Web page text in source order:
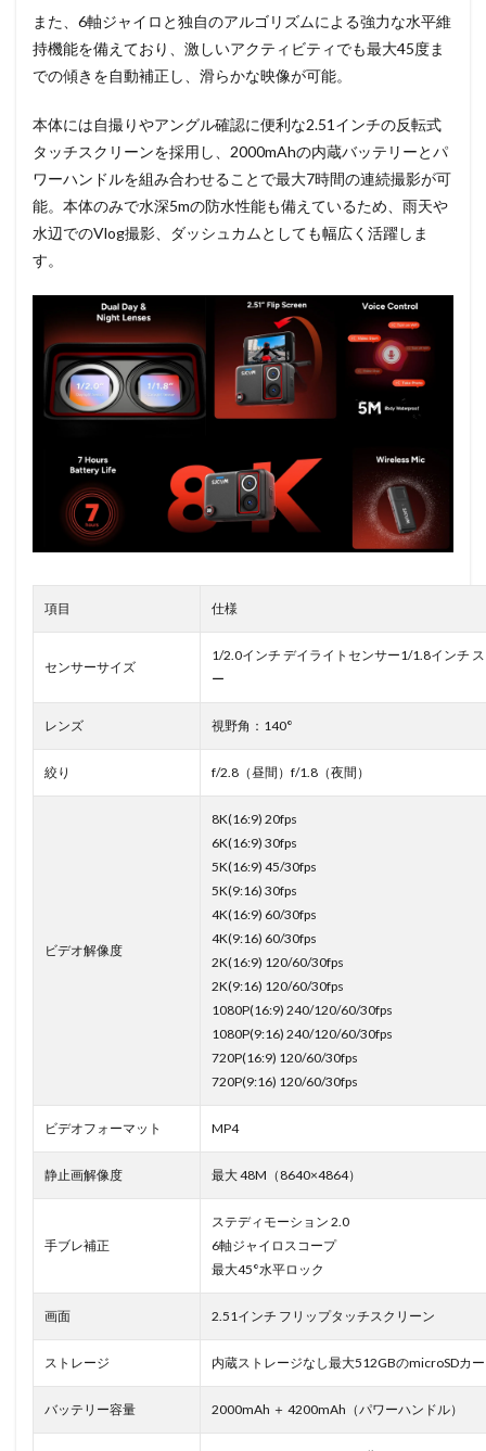
また、6軸ジャイロと独自のアルゴリズムによる強力な水平維
持機能を備えており、激しいアクティビティでも最大45度ま
での傾きを自動補正し、滑らかな映像が可能。
本体には自撮りやアングル確認に便利な2.51インチの反転式
タッチスクリーンを採用し、2000mAhの内蔵バッテリーとパ
ワーハンドルを組み合わせることで最大7時間の連続撮影が可
能。本体のみで水深5mの防水性能も備えているため、雨天や
水辺でのVlog撮影、ダッシュカムとしても幅広く活躍しま
す。
項目 仕様
センサーサイズ
1/2.0インチ デイライトセンサー1/1.8インチ
ー
レンズ 視野角：140°
絞り f/2.8（昼間）f/1.8（夜間）
ビデオ解像度
8K(16:9) 20fps
6K(16:9) 30fps
5K(16:9) 45/30fps
5K(9:16) 30fps
4K(16:9) 60/30fps
4K(9:16) 60/30fps
2K(16:9) 120/60/30fps
2K(9:16) 120/60/30fps
1080P(16:9) 240/120/60/30fps
1080P(9:16) 240/120/60/30fps
720P(16:9) 120/60/30fps
720P(9:16) 120/60/30fps
ビデオフォーマット MP4
静止画解像度 最大 48M（8640×4864）
手ブレ補正
ステディモーション 2.0
6軸ジャイロスコープ
最大45°水平ロック
画面 2.51インチ フリップタッチスクリーン
ストレージ 内蔵ストレージなし最大512GBのmicroSDカ
バッテリー容量 2000mAh ＋ 4200mAh（パワーハンドル）